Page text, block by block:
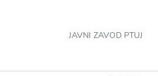
JAVNI ZAVOD PTUJ